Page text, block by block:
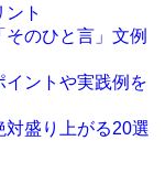
ト
のひと言」文例
ントや実践例を
盛り上がる20選